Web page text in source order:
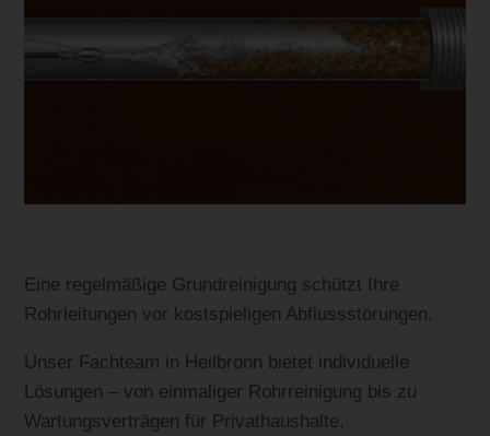
Eine regelmäßige Grundreinigung schützt Ihre
Rohrleitungen vor kostspieligen Abflussstörungen.
Unser Fachteam in Heilbronn bietet individuelle
Lösungen – von einmaliger Rohrreinigung bis zu
Wartungsverträgen für Privathaushalte,